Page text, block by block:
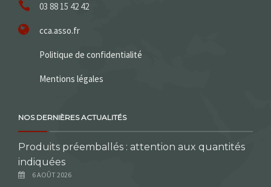
03 88 15 42 42
cca.asso.fr
Politique de confidentialité
Mentions légales
NOS DERNIÈRES ACTUALITÉS
Produits préemballés : attention aux quantités
indiquées
6 AOÛT 2026